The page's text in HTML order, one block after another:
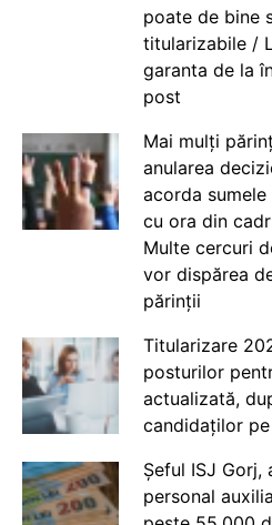
poate de bine
titularizabile /
garanta de la
post
Mai mulți
anularea
acorda
cu ora din
Multe cercuri
vor dispărea
părinții
Titularizare
posturilor
actualizată,
candidaților
Șeful ISJ
personal